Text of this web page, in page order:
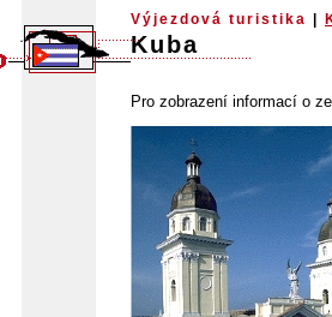
Výjezdová turistika
Kuba
Pro zobrazení informací o